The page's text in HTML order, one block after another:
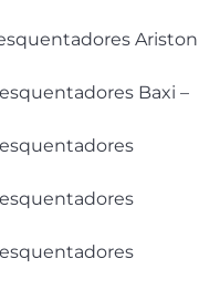
Ariston
Baxi –